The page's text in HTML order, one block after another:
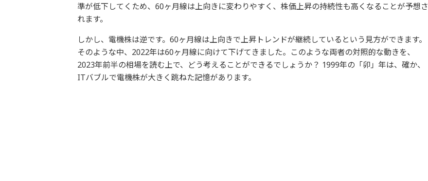
準が低下してくため、60ヶ月線は上向きに変わりやすく、株価上昇の持続性も高くなることが予想さ
れます。
しかし、電機株は逆です。60ヶ月線は上向きで上昇トレンドが継続しているという見方ができます。
そのような中、2022年は60ヶ月線に向けて下げてきました。このような両者の対照的な動きを、
2023年前半の相場を読む上で、どう考えることができるでしょうか？ 1999年の「卯」年は、確か、
ITバブルで電機株が大きく跳ねた記憶があります。